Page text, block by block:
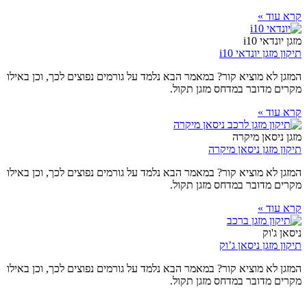
קרא עוד »
מזגן יונדאי i10
תיקון מזגן יונדאי i10
המזגן לא מוציא קור? במאמר הבא נלמד על גורמים נפוצים לכך, וכן באילו
מקרים מדובר במדחס מזגן תקול.
קרא עוד »
מזגן ניסאן מיקרה
תיקון מזגן ניסאן מיקרה
המזגן לא מוציא קור? במאמר הבא נלמד על גורמים נפוצים לכך, וכן באילו
מקרים מדובר במדחס מזגן תקול.
קרא עוד »
ניסאן ג'וק
תיקון מזגן ניסאן ג’וק
המזגן לא מוציא קור? במאמר הבא נלמד על גורמים נפוצים לכך, וכן באילו
מקרים מדובר במדחס מזגן תקול.